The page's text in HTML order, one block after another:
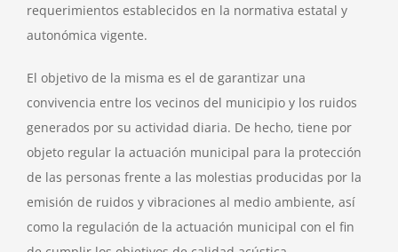
requerimientos establecidos en la normativa estatal y
autonómica vigente.
El objetivo de la misma es el de garantizar una
convivencia entre los vecinos del municipio y los ruidos
generados por su actividad diaria. De hecho, tiene por
objeto regular la actuación municipal para la protección
de las personas frente a las molestias producidas por la
emisión de ruidos y vibraciones al medio ambiente, así
como la regulación de la actuación municipal con el fin